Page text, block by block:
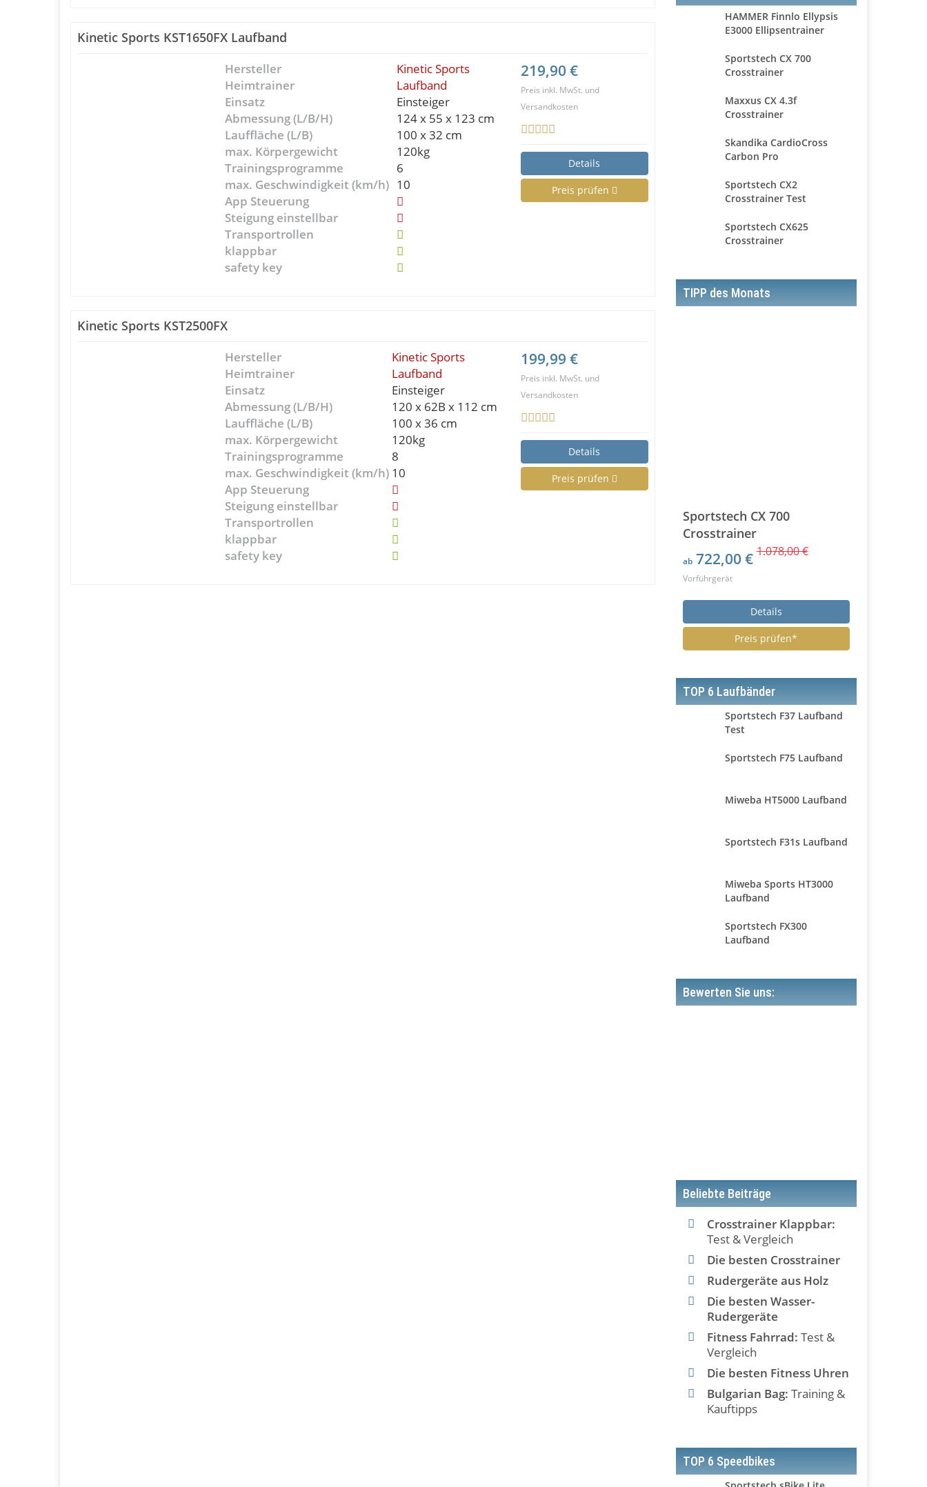
Kinetic Sports KST1650FX Laufband
219,90 €
Preis inkl. MwSt. und
Versandkosten
Details
Preis prüfen
Hersteller
Kinetic Sports
Heimtrainer
Laufband
Einsatz
Einsteiger
Abmessung (L/B/H)
124 x 55 x 123 cm
Lauffläche (L/B)
100 x 32 cm
max. Körpergewicht
120kg
Trainingsprogramme
6
max. Geschwindigkeit (km/h) 10
App Steuerung
Steigung einstellbar
Transportrollen
klappbar
safety key
Kinetic Sports KST2500FX
199,99 €
Preis inkl. MwSt. und
Versandkosten
Details
Preis prüfen
Hersteller
Kinetic Sports
Heimtrainer
Laufband
Einsatz
Einsteiger
Abmessung (L/B/H)
120 x 62B x 112 cm
Lauffläche (L/B)
100 x 36 cm
max. Körpergewicht
120kg
Trainingsprogramme
8
max. Geschwindigkeit (km/h) 10
App Steuerung
Steigung einstellbar
Transportrollen
klappbar
safety key
HAMMER Finnlo Ellypsis
E3000 Ellipsentrainer
Sportstech CX 700
Crosstrainer
Maxxus CX 4.3f
Crosstrainer
Skandika CardioCross
Carbon Pro
Sportstech CX2
Crosstrainer Test
Sportstech CX625
Crosstrainer
TIPP des Monats
Sportstech CX 700
Crosstrainer
ab722,00 € 1.078,00 €
Vorführgerät
Details
Preis prüfen*
TOP 6 Laufbänder
Sportstech F37 Laufband
Test
Sportstech F75 Laufband
Miweba HT5000 Laufband
Sportstech F31s Laufband
Miweba Sports HT3000
Laufband
Sportstech FX300
Laufband
Bewerten Sie uns:
Beliebte Beiträge
Crosstrainer Klappbar:
Test & Vergleich
Die besten Crosstrainer
Rudergeräte aus Holz
Die besten Wasser-
Rudergeräte
Fitness Fahrrad: Test &
Vergleich
Die besten Fitness Uhren
Bulgarian Bag: Training &
Kauftipps
TOP 6 Speedbikes